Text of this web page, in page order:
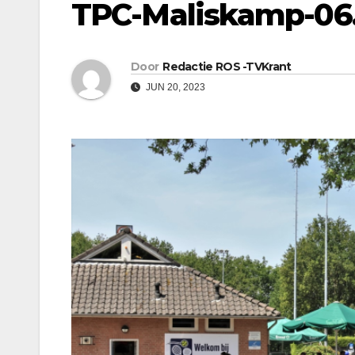
TPC-Maliskamp-
Door Redactie ROS -TVKrant
JUN 20, 2023